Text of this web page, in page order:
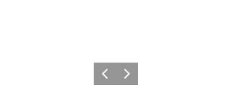
Vorherige Folie
Nächste Folie